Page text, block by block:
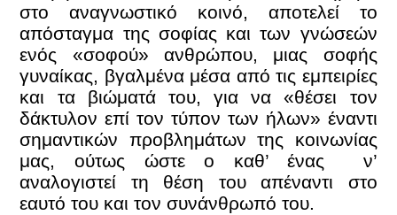
στο αναγνωστικό κοινό, αποτελεί το
απόσταγμα της σοφίας και των γνώσεών
ενός «σοφού» ανθρώπου, μιας σοφής
γυναίκας, βγαλμένα μέσα από τις εμπειρίες
και τα βιώματά του, για να «θέσει τον
δάκτυλον επί τον τύπον των ήλων» έναντι
σημαντικών προβλημάτων της κοινωνίας
μας, ούτως ώστε ο καθ’ ένας ν’
αναλογιστεί τη θέση του απέναντι στο
εαυτό του και τον συνάνθρωπό του.